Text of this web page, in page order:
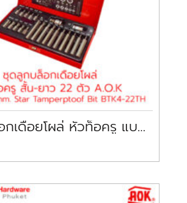
ชุดลูกบล็อกเดือยโผล่ หัวท็อครู แบบสลับหัว สั้น-ยาว 22 ชิ้น